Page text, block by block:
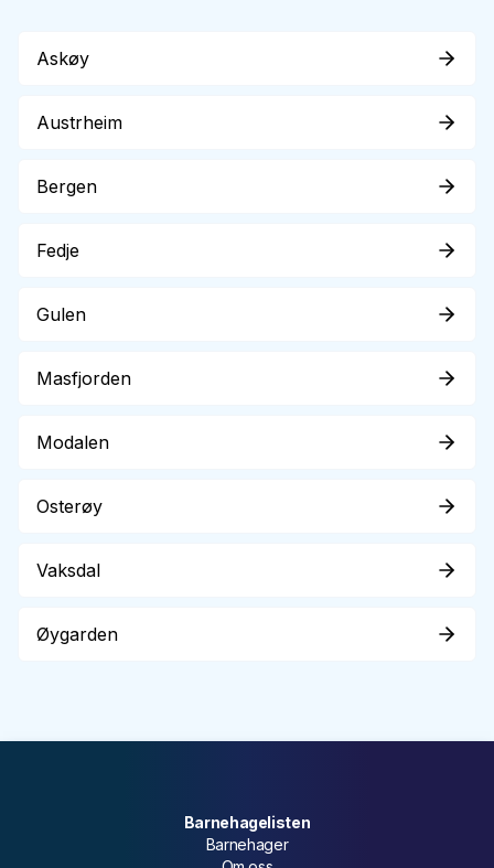
Askøy
Austrheim
Bergen
Fedje
Gulen
Masfjorden
Modalen
Osterøy
Vaksdal
Øygarden
Barnehagelisten
Barnehager